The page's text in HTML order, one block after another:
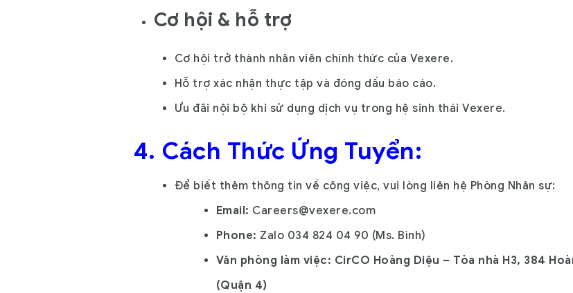
Cơ hội & hỗ trợ
Cơ hội trở thành nhân viên chính thức của Vexere.
Hỗ trợ xác nhận thực tập và đóng dấu báo cáo.
Ưu đãi nội bộ khi sử dụng dịch vụ trong hệ sinh thái Vexere.
4. Cách Thức Ứng Tuyển:
Để biết thêm thông tin về công việc, vui lòng liên hệ Phòng Nhân sự:
Email: Careers@vexere.com
Phone: Zalo 034 824 04 90 (Ms. Bình)
Văn phòng làm việc: CirCO Hoàng Diệu – Tòa nhà H3, 384
(Quận 4)